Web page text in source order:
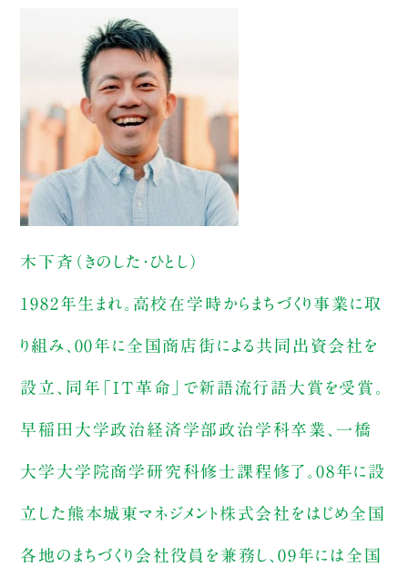
木下斉（きのした・ひとし）
1982年生まれ。高校在学時からまちづくり事業に取
り組み、00年に全国商店街による共同出資会社を
設立、同年「IT革命」で新語流行語大賞を受賞。
早稲田大学政治経済学部政治学科卒業、一橋
大学大学院商学研究科修士課程修了。08年に設
立した熊本城東マネジメント株式会社をはじめ全国
各地のまちづくり会社役員を兼務し、09年には全国